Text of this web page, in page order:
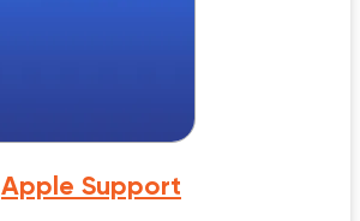
Apple Support